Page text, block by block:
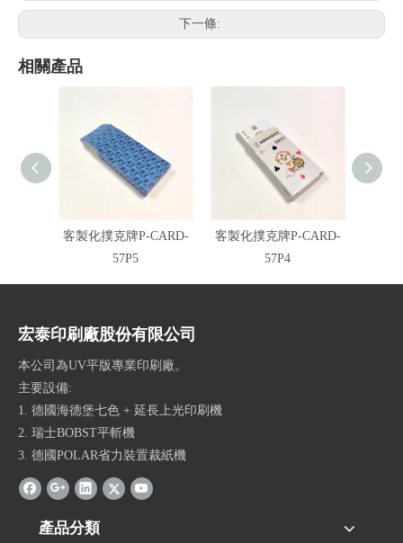
下一條:
相關產品
客製化撲克牌P-CARD-
57P5
客製化撲克牌P-CARD-
57P4
宏泰印刷廠股份有限公司
本公司為UV平版專業印刷廠。
主要設備:
1. 德國海德堡七色 + 延長上光印刷機
2. 瑞士BOBST平斬機
3. 德國POLAR省力裝置裁紙機
產品分類